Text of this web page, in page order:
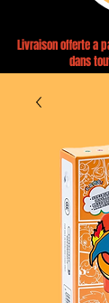
Livraison offerte a
dans